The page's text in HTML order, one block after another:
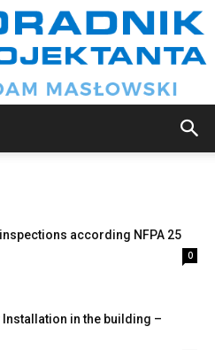
according NFPA 25
0
Installation in the building –